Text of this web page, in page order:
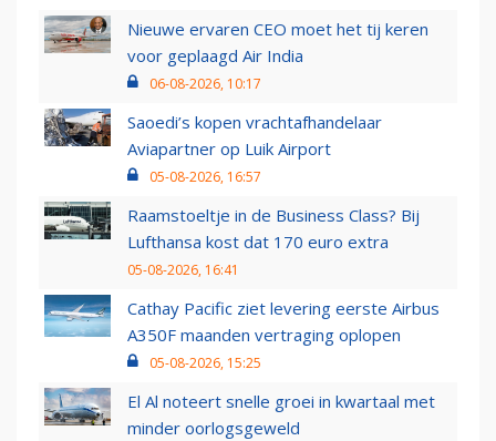
Nieuwe ervaren CEO moet het tij keren
voor geplaagd Air India
06-08-2026, 10:17
Saoedi’s kopen vrachtafhandelaar
Aviapartner op Luik Airport
05-08-2026, 16:57
Raamstoeltje in de Business Class? Bij
Lufthansa kost dat 170 euro extra
05-08-2026, 16:41
Cathay Pacific ziet levering eerste Airbus
A350F maanden vertraging oplopen
05-08-2026, 15:25
El Al noteert snelle groei in kwartaal met
minder oorlogsgeweld